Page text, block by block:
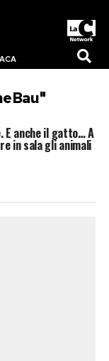
E anche il gatto… A
in sala gli animali